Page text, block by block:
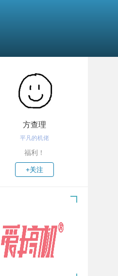
方查理
平凡的机佬
福利！
+关注